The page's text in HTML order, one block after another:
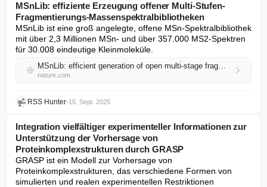
MSnLib: effiziente Erzeugung offener Multi-Stufen-
Fragmentierungs-Massenspektralbibliotheken
MSnLib ist eine groß angelegte, offene MSn-Spektralbibliothek
mit über 2,3 Millionen MSn- und über 357.000 MS2-Spektren
für 30.008 eindeutige Kleinmoleküle.
MSnLib: efficient generation of open multi-stage fragmentation mass spectral libraries
nature.com
RSS Hunter•15. Sept. 2025
Integration vielfältiger experimenteller Informationen zur
Unterstützung der Vorhersage von
Proteinkomplexstrukturen durch GRASP
GRASP ist ein Modell zur Vorhersage von
Proteinkomplexstrukturen, das verschiedene Formen von
simulierten und realen experimentellen Restriktionen